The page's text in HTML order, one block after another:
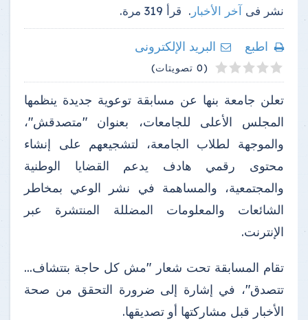
نشر فى آخر الأخبار . قرأ 319 مرة.
اطبع
البريد الإلكترونى
1
2
3
4
5 (0 تصويتات)
تعلن جامعة بنها عن مسابقة توعوية جديدة ينظمها
المجلس الأعلى للجامعات، بعنوان "متصدقش"،
والموجهة لطلاب الجامعة، لتشجيعهم على إنشاء
محتوى رقمي هادف يدعم القضايا الوطنية
والمجتمعية، والمساهمة في نشر الوعي بمخاطر
الشائعات والمعلومات المضللة المنتشرة عبر
الإنترنت.
تقام المسابقة تحت شعار "مش كل حاجة بتتشاف...
تتصدق"، في إشارة إلى ضرورة التحقق من صحة
الأخبار قبل مشاركتها أو تصديقها.